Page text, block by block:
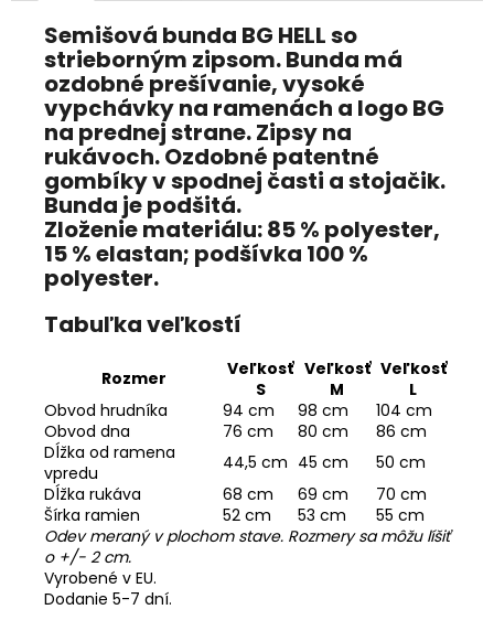
Semišová bunda BG HELL so
strieborným zipsom. Bunda má
ozdobné prešívanie, vysoké
vypchávky na ramenách a logo BG
na prednej strane. Zipsy na
rukávoch. Ozdobné patentné
gombíky v spodnej časti a stojačik.
Bunda je podšitá.
Zloženie materiálu:85 % polyester,
15 % elastan; podšívka 100 %
polyester.
Tabuľka veľkostí
Rozmer
Veľkosť
S
Veľkosť
M
Veľkosť
L
Obvod hrudníka
94 cm 98 cm
104 cm
Obvod dna
76 cm 80 cm
86 cm
Dĺžka od ramena
vpredu
44,5 cm 45 cm
50 cm
Dĺžka rukáva
68 cm 69 cm
70 cm
Šírka ramien
52 cm 53 cm
55 cm
Odev meraný v plochom stave. Rozmery sa môžu líšiť
o +/- 2 cm.
Vyrobené v EU.
Dodanie 5-7 dní.